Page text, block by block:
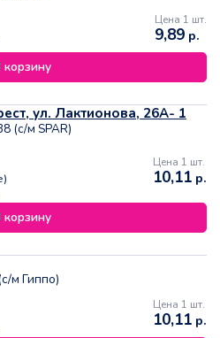
Цена 1 шт.
9,89 р.
корзину
ул. Лактионова, 26А- 1
(с/м SPAR)
Цена 1 шт.
10,11 р.
корзину
м Гиппо)
Цена 1 шт.
10,11 р.